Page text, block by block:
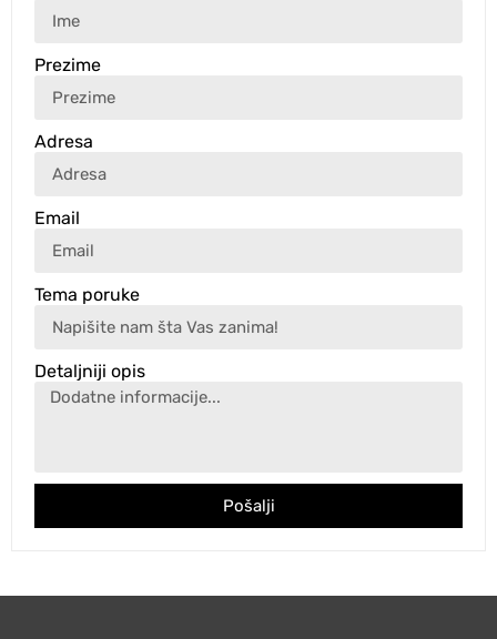
Prezime
Adresa
Email
Tema poruke
Detaljniji opis
Pošalji